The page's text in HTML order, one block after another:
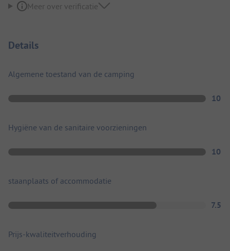
Meer over verificatie
Details
Algemene toestand van de camping
10
Hygiëne van de sanitaire voorzieningen
10
staanplaats of accommodatie
7.5
Prijs-kwaliteitverhouding